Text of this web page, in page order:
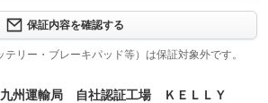
社保証（１ヶ月）に加え、ご希望に応じて【全国
証プラン】をご用意しております。遠方にお住
保証内容を確認する
リー・ブレーキパッド等）は保証対象外です。
九州運輸局 自社認証工場 ＫＥＬＬＹ